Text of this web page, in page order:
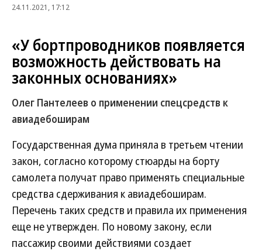
24.11.2021, 17:12
«У бортпроводников появляется
возможность действовать на
законных основаниях»
Олег Пантелеев о применении спецсредств к
авиадебоширам
Государственная дума приняла в третьем чтении
закон, согласно которому стюарды на борту
самолета получат право применять специальные
средства сдерживания к авиадебоширам.
Перечень таких средств и правила их применения
еще не утвержден. По новому закону, если
пассажир своими действиями создает